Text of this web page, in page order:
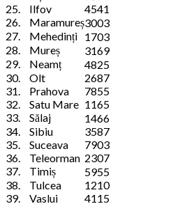
25.
Ilfov 4541
26.
Maramureș3003
27.
Mehedinți 1703
28.
Mureș 3169
29.
Neamț 4825
30.
Olt 2687
31.
Prahova 7855
32.
Satu Mare 1165
33.
Sălaj 1466
34.
Sibiu 3587
35.
Suceava 7903
36.
Teleorman 2307
37.
Timiș 5955
38.
Tulcea 1210
39.
Vaslui 4115